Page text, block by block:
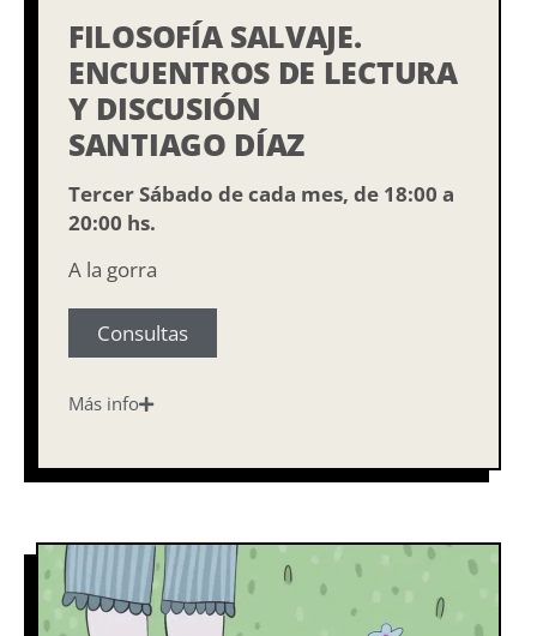
FILOSOFÍA SALVAJE.
ENCUENTROS DE LECTURA
Y DISCUSIÓN
SANTIAGO DÍAZ
Tercer Sábado de cada mes, de 18:00 a
20:00 hs.
A la gorra
Consultas
Más info